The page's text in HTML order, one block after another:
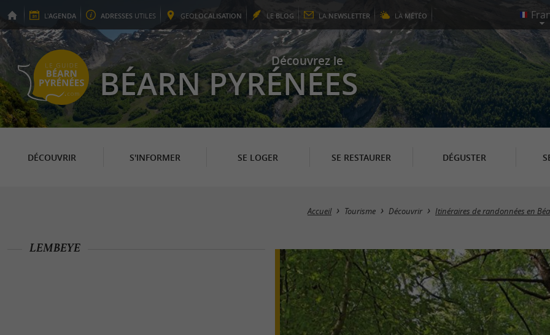
L'AGENDA ADRESSES UTILES GEOLOCALISATION LE BLOG LA NEWSLETTER LA MÉTÉO
Découvrez le
BÉARN PYRÉNÉES
DÉCOUVRIR S'INFORMER SE LOGER SE RESTAURER DÉGUSTER
Accueil Tourisme Découvrir Itinéraires de randonnées en
LEMBEYE